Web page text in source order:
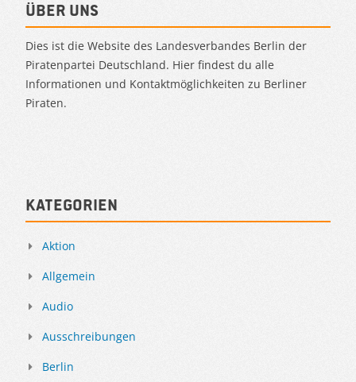
Über uns
Dies ist die Website des Landesverbandes Berlin der
Piratenpartei Deutschland. Hier findest du alle
Informationen und Kontaktmöglichkeiten zu Berliner
Piraten.
Kategorien
Aktion
Allgemein
Audio
Ausschreibungen
Berlin